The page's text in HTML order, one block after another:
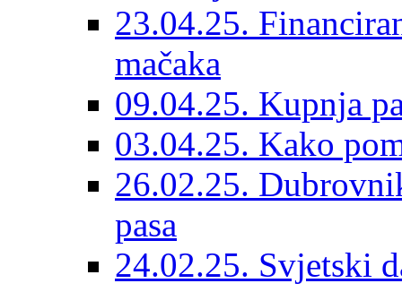
23.04.25.
mačaka
09.04.25. Kupnja
03.04.25. Kako
26.02.25.
pasa
24.02.25. Svjetski